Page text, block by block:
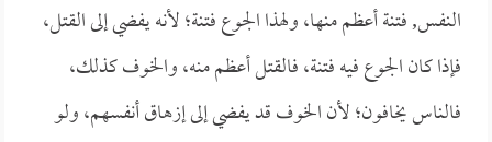
النفس, فتنة أعظم منها، ولهذا الجوع فتنة؛ لأنه يفضي إلى القتل،
فإذا كان الجوع فيه فتنة، فالقتل أعظم منه، والخوف كذلك،
فالناس يخافون؛ لأن الخوف قد يفضي إلى إزهاق أنفسهم، ولو